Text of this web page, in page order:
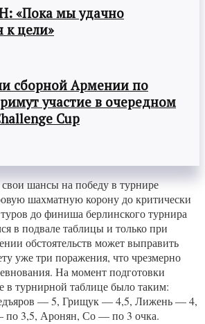
«Пока мы удачно
к цели»
сборной Армении по
участие в очередном
Cup
шансы на победу в турнире
шахматную корону до критически
до финиша берлинского турнира
в подвале таблицы и только при
обстоятельств может выправить
уже три поражения, что чрезмерно
На момент подготовки
в турнирной таблице было таким:
— 5, Грищук — 4,5, Лижень — 4,
3,5, Аронян, Со — по 3 очка.